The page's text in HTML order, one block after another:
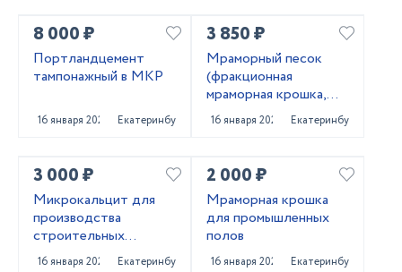
8 000 ₽
Портландцемент
тампонажный в МКР
16 января 2022 Екатеринбург
3 850 ₽
Мраморный песок
(фракционная
мраморная крошка,
каролит)
16 января 2022 Екатеринбург
3 000 ₽
Микрокальцит для
производства
строительных
материалов
16 января 2022 Екатеринбург
2 000 ₽
Мраморная крошка
для промышленных
полов
16 января 2022 Екатеринбург